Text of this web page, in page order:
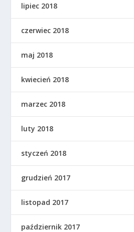
lipiec 2018
czerwiec 2018
maj 2018
kwiecień 2018
marzec 2018
luty 2018
styczeń 2018
grudzień 2017
listopad 2017
październik 2017